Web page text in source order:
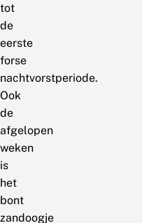
tot
de
eerste
forse
nachtvorstperiode.
Ook
de
afgelopen
weken
is
het
bont
zandoogje